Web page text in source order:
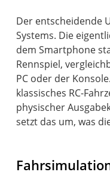
Der entscheidende
Systems. Die
dem Smartphone
Rennspiel,
PC oder der
klassisches RC-
physischer
setzt das um, was